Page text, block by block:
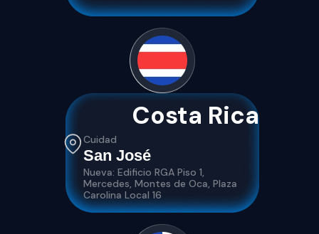
Costa Rica
Cuidad
San José
Nueva: Edificio RGA Piso 1,
Mercedes, Montes de Oca, Plaza
Carolina Local 16